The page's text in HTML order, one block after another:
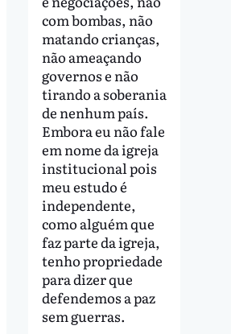
com bombas, não
matando crianças,
não ameaçando
governos e não
tirando a soberania
de nenhum país.
Embora eu não fale
em nome da igreja
institucional pois
meu estudo é
independente,
como alguém que
faz parte da igreja,
tenho propriedade
para dizer que
defendemos a paz
sem guerras.